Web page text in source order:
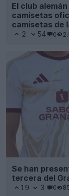
El club
camisetas
camisetas de
2 54 0
Se han
tercera del
19 3 0